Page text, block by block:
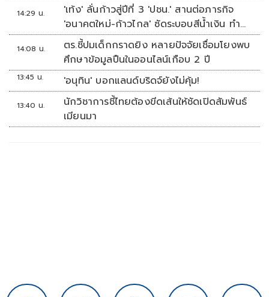
14:29 น.
'เท้ง' ลั่นก้าวสู่ปีที่ 3 'ปชน.' สานต่อภารกิจ
'อนาคตใหม่-ก้าวไกล' ซัดระบอบสีน้ำเงิน ทำ
หลักนิติรัฐ-นิติธรรมสั่นคลอน
14:08 น.
ตร.ชี้ปมเด็กกราดยิง หลายปัจจัยเชื่อมโยงพบ
ศึกษาข้อมูลปืนในออนไลน์เกือบ 2 ปี
13:45 น. 'อนุทิน' บอกแลนด์บริดจ์ยังไม่คุ้ม!
13:40 น.
นักวิชาการชี้ไทยต้องขีดเส้นให้ชัดเปิดสัมพันธ์
เมียนมา